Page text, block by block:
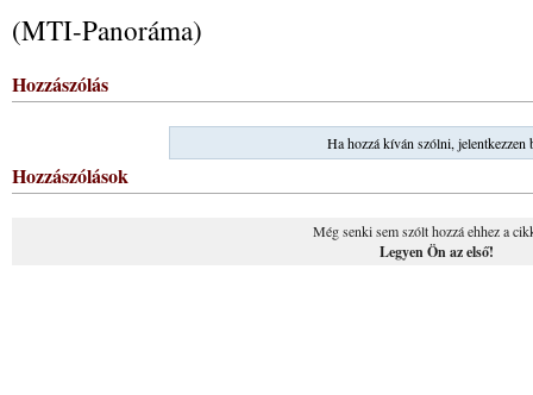
(MTI-Panoráma)
Hozzászólás
Ha hozzá kíván szólni, jelentkezzen
Hozzászólások
Még senki sem szólt hozzá ehhez a
Legyen Ön az első!